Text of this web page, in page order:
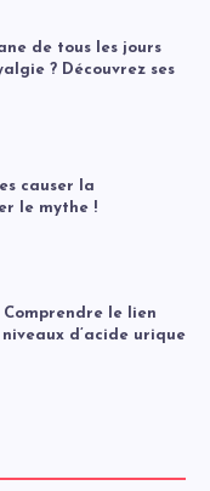
de tous les jours
? Découvrez ses
causer la
le mythe !
le lien
d’acide urique